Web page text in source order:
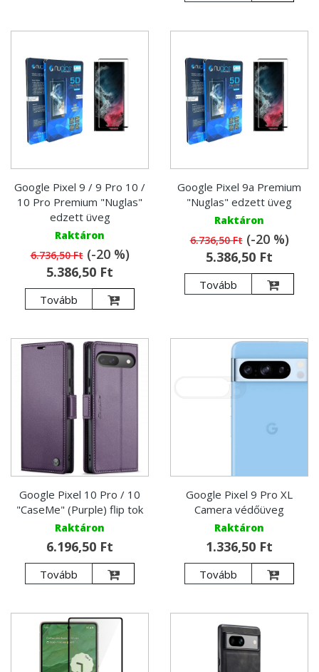
Google Pixel 9 / 9 Pro 10 /
10 Pro Premium "Nuglas"
edzett üveg
Raktáron
6.736,50 Ft(-20 %)
5.386,50 Ft
Tovább
Google Pixel 9a Premium
"Nuglas" edzett üveg
Raktáron
6.736,50 Ft(-20 %)
5.386,50 Ft
Tovább
Google Pixel 10 Pro / 10
"CaseMe" (Purple) flip tok
Raktáron
6.196,50 Ft
Tovább
Google Pixel 9 Pro XL
Camera védőüveg
Raktáron
1.336,50 Ft
Tovább